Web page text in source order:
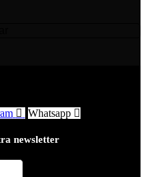
Whatsapp
newsletter